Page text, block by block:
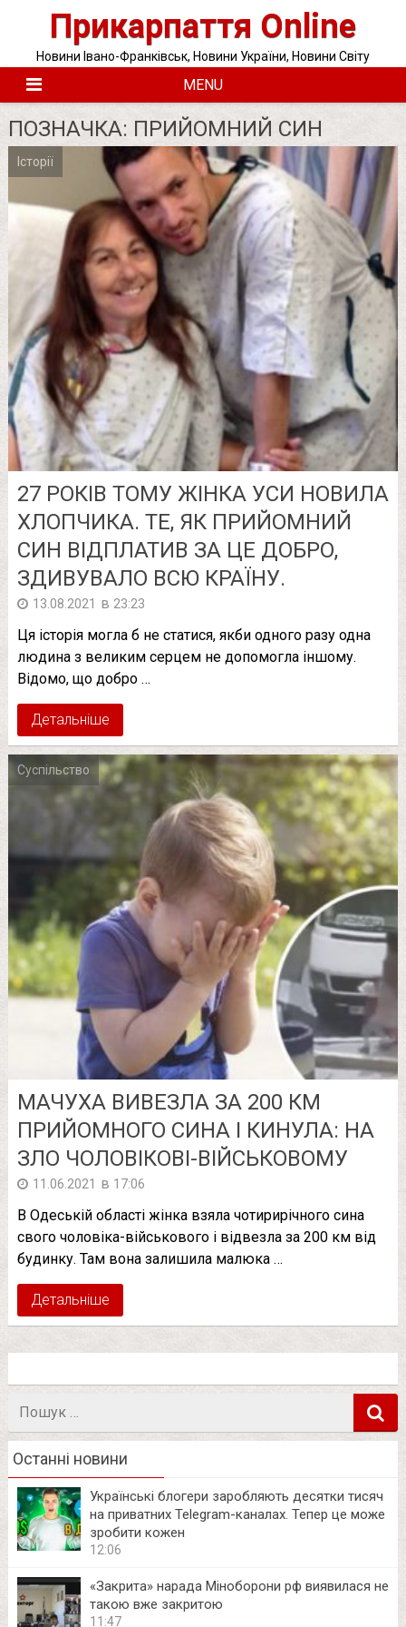
Прикарпаття Online
Новини Івано-Франківськ, Новини України, Новини Світу
MENU
ПОЗНАЧКА: ПРИЙОМНИЙ СИН
Історії
27 РОКІВ ТОМУ ЖІНКА УСИ НОВИЛА
ХЛОПЧИКА. ТЕ, ЯК ПРИЙОМНИЙ
СИН ВІДПЛАТИВ ЗА ЦЕ ДОБРО,
ЗДИВУВАЛО ВСЮ КРАЇНУ.
13.08.2021 в 23:23
Ця історія могла б не статися, якби одного разу одна
людина з великим серцем не допомогла іншому.
Відомо, що добро …
Детальніше
Суспільство
МАЧУХА ВИВЕЗЛА ЗА 200 КМ
ПРИЙОМНОГО СИНА І КИНУЛА: НА
ЗЛО ЧОЛОВІКОВІ-ВІЙСЬКОВОМУ
11.06.2021 в 17:06
В Одеській області жінка взяла чотирирічного сина
свого чоловіка-військового і відвезла за 200 км від
будинку. Там вона залишила малюка …
Детальніше
Пошук
Останні новини
Українські блогери заробляють десятки тисяч
на приватних Telegram-каналах. Тепер це може
зробити кожен
12:06
«Закрита» нарада Міноборони рф виявилася не
такою вже закритою
11:47